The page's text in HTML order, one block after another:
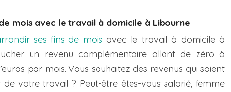
mois avec le travail à domicile à Libourne
ses fins de mois avec le travail à domicile à
un revenu complémentaire allant de zéro à
par mois. Vous souhaitez des revenus qui soient
votre travail ? Peut-être êtes-vous salarié, femme